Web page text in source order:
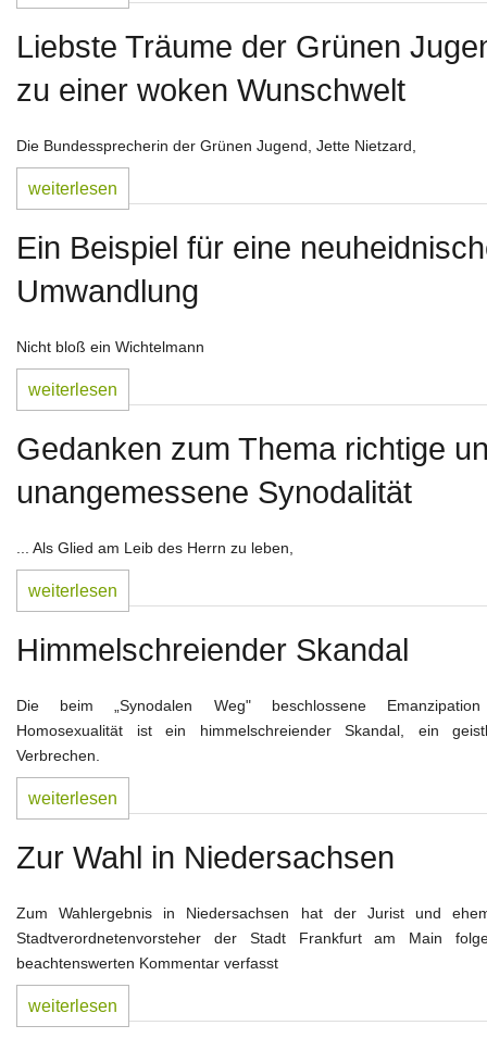
Liebste Träume der Grünen
zu einer woken Wunschwelt
Die Bundessprecherin der Grünen Jugend, Jette Nietzard,
weiterlesen
Ein Beispiel für eine
Umwandlung
Nicht bloß ein Wichtelmann
weiterlesen
Gedanken zum Thema richtige
unangemessene Synodalität
... Als Glied am Leib des Herrn zu leben,
weiterlesen
Himmelschreiender Skandal
Die beim „Synodalen Weg" beschlossene
Homosexualität ist ein himmelschreiender Skandal, ein
Verbrechen.
weiterlesen
Zur Wahl in Niedersachsen
Zum Wahlergebnis in Niedersachsen hat der Jurist und
Stadtverordnetenvorsteher der Stadt Frankfurt am Main
beachtenswerten Kommentar verfasst
weiterlesen